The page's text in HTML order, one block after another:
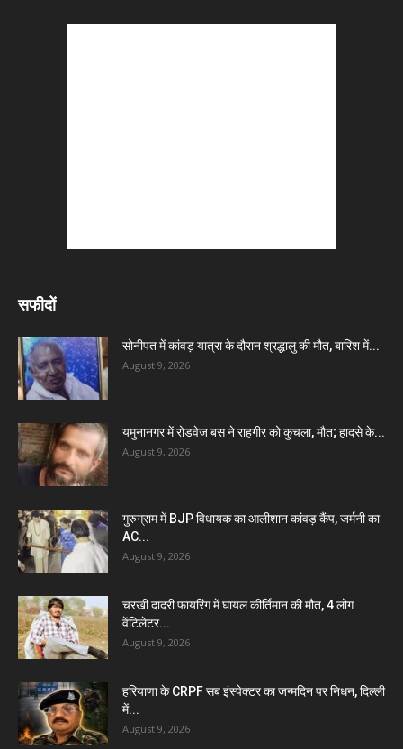
सफीदों
सोनीपत में कांवड़ यात्रा के दौरान श्रद्धालु की मौत, बारिश में...
August 9, 2026
यमुनानगर में रोडवेज बस ने राहगीर को कुचला, मौत; हादसे के...
August 9, 2026
गुरुग्राम में BJP विधायक का आलीशान कांवड़ कैंप, जर्मनी का
AC...
August 9, 2026
चरखी दादरी फायरिंग में घायल कीर्तिमान की मौत, 4 लोग
वेंटिलेटर...
August 9, 2026
हरियाणा के CRPF सब इंस्पेक्टर का जन्मदिन पर निधन, दिल्ली
में...
August 9, 2026